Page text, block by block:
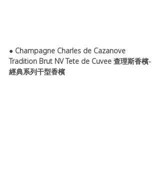
● Champagne Charles de Cazanove
Tradition Brut NV Tete de Cuvee 查理斯香檳-
經典系列干型香檳